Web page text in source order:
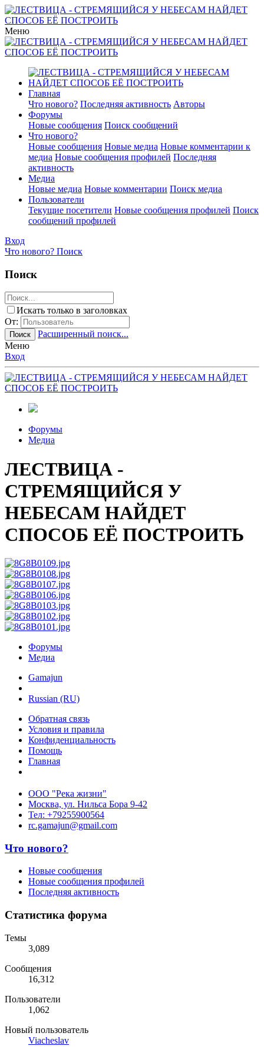
Меню
Главная
Что нового? Последняя активность Авторы
Форумы
Новые сообщения Поиск сообщений
Что нового?
Новые сообщения Новые медиа Новые комментарии к
медиа Новые сообщения профилей Последняя
активность
Медиа
Новые медиа Новые комментарии Поиск медиа
Пользователи
Текущие посетители Новые сообщения профилей Поиск
сообщений профилей
Вход
Что нового? Поиск
Поиск
Искать только в заголовках
От:
Поиск
Расширенный поиск...
Меню
Вход
Форумы
Медиа
ЛЕСТВИЦА -
СТРЕМЯЩИЙСЯ У
НЕБЕСАМ НАЙДЕТ
СПОСОБ ЕЁ ПОСТРОИТЬ
Форумы
Медиа
Gamajun
Russian (RU)
Обратная связь
Условия и правила
Конфиденциальность
Помощь
Главная
ООО "Река жизни"
Москва, ул. Нильса Бора 9-42
Тел: +79255900564
rc.gamajun@gmail.com
Что нового?
Новые сообщения
Новые сообщения профилей
Последняя активность
Статистика форума
Темы
3,089
Сообщения
16,312
Пользователи
1,062
Новый пользователь
Viacheslav